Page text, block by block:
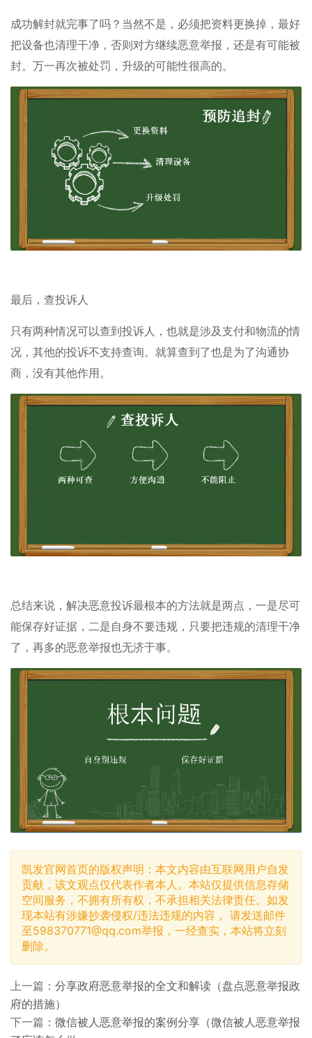
成功解封就完事了吗？当然不是，必须把资料更换掉，最好
把设备也清理干净，否则对方继续恶意举报，还是有可能被
封。万一再次被处罚，升级的可能性很高的。
最后，查投诉人
只有两种情况可以查到投诉人，也就是涉及支付和物流的情
况，其他的投诉不支持查询。就算查到了也是为了沟通协
商，没有其他作用。
总结来说，解决恶意投诉最根本的方法就是两点，一是尽可
能保存好证据，二是自身不要违规，只要把违规的清理干净
了，再多的恶意举报也无济于事。
凯发官网首页的版权声明：本文内容由互联网用户自发
贡献，该文观点仅代表作者本人。本站仅提供信息存储
空间服务，不拥有所有权，不承担相关法律责任。如发
现本站有涉嫌抄袭侵权/违法违规的内容， 请发送邮件
至598370771@qq.com举报，一经查实，本站将立刻
删除。
上一篇： 分享政府恶意举报的全文和解读（盘点恶意举报政
府的措施）
下一篇： 微信被人恶意举报的案例分享（微信被人恶意举报